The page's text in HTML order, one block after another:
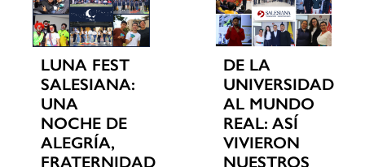
LUNA FEST
SALESIANA:
UNA
NOCHE DE
ALEGRÍA,
FRATERNIDAD
DE LA
UNIVERSIDAD
AL MUNDO
REAL: ASÍ
VIVIERON
NUESTROS